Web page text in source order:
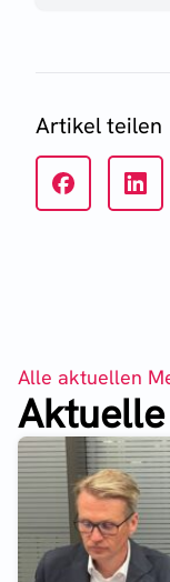
Artikel teilen
Alle aktuellen